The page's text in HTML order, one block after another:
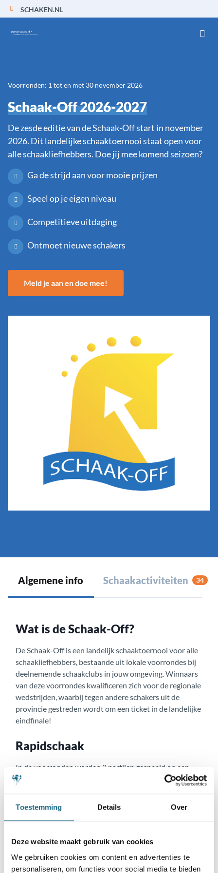
Toestemming Details Over
Deze website maakt gebruik van cookies
We gebruiken cookies om content en advertenties te
personaliseren, om functies voor social media te bieden
SCHAKEN.NL
Voorronden: 1 tot en met 30 november 2026
Schaak-Off 2026-2027
De zesde editie van de Schaak-Off start in november
2026. Dit landelijke schaaktoernooi staat open voor
alle schaakliefhebbers. Doe jij mee komend seizoen?
Ga de strijd aan voor mooie prijzen
Speel op je eigen niveau
Competitieve uitdaging
Ontmoet nieuwe schakers
Meld je aan en doe mee!
Algemene info Schaakactiviteiten 34
Wat is de Schaak-Off?
De Schaak-Off is een landelijk schaaktoernooi voor alle
schaakliefhebbers, bestaande uit lokale voorrondes bij
deelnemende schaakclubs in jouw omgeving. Winnaars
van deze voorrondes kwalificeren zich voor de regionale
wedstrijden, waarbij tegen andere schakers uit de
provincie gestreden wordt om een ticket in de landelijke
eindfinale!
Rapidschaak
In de voorronden worden 3 partijen gespeeld op een
avond of dagdeel van 20 minuten per persoon per partij
half uur tot 50 minuten per ronde.. Dat speeltempo
noemen we rapidschaak.
geen ervaring te hebben met een klok. Je krijgt uitleg hoe
wordt hetzelfde speeltempo gehanteerd.